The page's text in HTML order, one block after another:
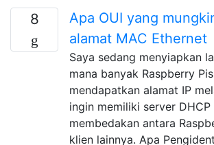
8
Apa OUI yang
alamat MAC Ethernet
Saya sedang menyiapkan
mana banyak Raspberry
mendapatkan alamat IP
ingin memiliki server DHCP
membedakan antara
klien lainnya. Apa